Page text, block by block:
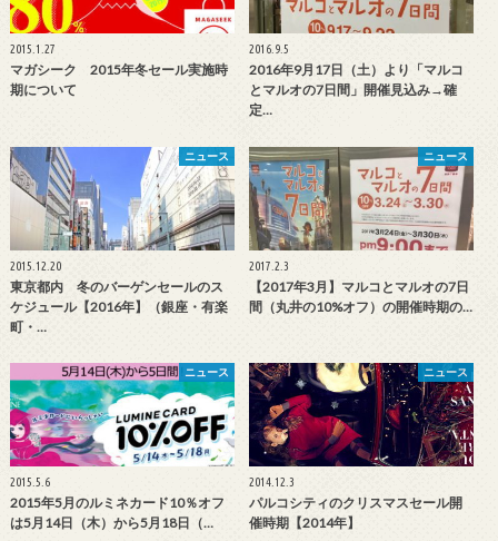
2015.1.27
マガシーク 2015年冬セール実施時
期について
2016.9.5
2016年9月17日（土）より「マルコ
とマルオの7日間」開催見込み→確
定…
ニュース
2015.12.20
東京都内 冬のバーゲンセールのス
ケジュール【2016年】（銀座・有楽
町・…
ニュース
2017.2.3
【2017年3月】マルコとマルオの7日
間（丸井の10%オフ）の開催時期の…
ニュース
2015.5.6
2015年5月のルミネカード10％オフ
は5月14日（木）から5月18日（…
ニュース
2014.12.3
パルコシティのクリスマスセール開
催時期【2014年】